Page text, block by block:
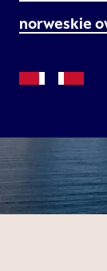
norweskie